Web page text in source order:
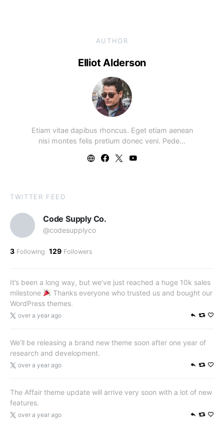
AUTHOR
Elliot Alderson
Etiam vitae dapibus rhoncus. Eget etiam aenean
nisi montes felis pretium donec veni. Pede…
TWITTER FEED
Code Supply Co.
@codesupplyco
3 Following 129 Followers
It’s been a long way, but we’ve just reached a huge 10k sales
milestone
Thanks everyone who trusted us and bought our
WordPress themes.
over a year ago
We’ll be releasing a brand new theme soon after one year of
research and development.
over a year ago
The Affair theme update will arrive very soon with a lot of new
features.
over a year ago